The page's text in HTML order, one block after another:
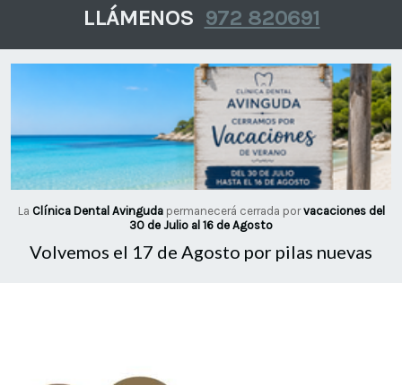
LLÁMENOS 972 820691
La Clínica Dental Avingudapermanecerá cerrada porvacaciones del
30 de Julio al 16 de Agosto
Volvemos el 17 de Agosto por pilas nuevas